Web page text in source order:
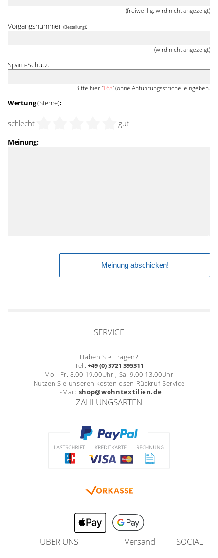
(freiweillig, wird nicht angezeigt)
Vorgangsnummer (Bestellung):
(wird nicht angezeigt)
Spam-Schutz:
Bitte hier '168' (ohne Anführungsstriche) eingeben.
Wertung(Sterne):
schlecht gut
Meinung:
SERVICE
Haben Sie Fragen?
Tel.: +49 (0) 3721 395311
Mo. -Fr. 8.00-19.00Uhr , Sa. 9.00-13.00Uhr
Nutzen Sie unseren kostenlosen Rückruf-Service
E-Mail: shop@wohntextilien.de
ZAHLUNGSARTEN
ÜBER UNS Versand SOCIAL